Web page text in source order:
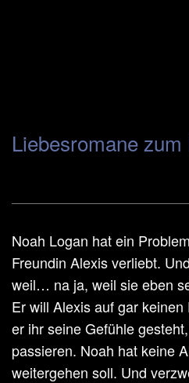
Liebesromane
Noah Logan hat ein
Freundin Alexis verliebt.
weil… na ja, weil sie eben
Er will Alexis auf gar
er ihr seine Gefühle
passieren. Noah hat keine
weitergehen soll. Und